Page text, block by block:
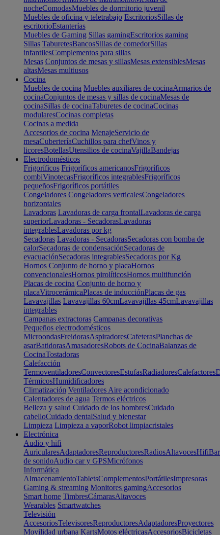
nocheComodasMuebles de dormitorio juvenil
Muebles de oficina y teletrabajo EscritoriosSillas de
escritorioEstanterías
Muebles de Gaming Sillas gamingEscritorios gaming
Sillas TaburetesBancosSillas de comedorSillas
infantilesComplementos para sillas
Mesas Conjuntos de mesas y sillasMesas extensiblesMesas
altasMesas multiusos
Cocina
Muebles de cocina Muebles auxiliares de cocinaArmarios de
cocinaConjuntos de mesas y sillas de cocinaMesas de
cocinaSillas de cocinaTaburetes de cocinaCocinas
modularesCocinas completas
Cocinas a medida
Accesorios de cocina MenajeServicio de
mesaCuberteríaCuchillos para chefVinos y
licoresBotellasUtensilios de cocinaVajillaBandejas
Electrodomésticos
Frigoríficos Frigoríficos americanosFrigoríficos
combiVinotecasFrigoríficos integrablesFrigoríficos
pequeñosFrigoríficos portátiles
Congeladores Congeladores verticalesCongeladores
horizontales
Lavadoras Lavadoras de carga frontalLavadoras de carga
superiorLavadoras - SecadorasLavadoras
integrablesLavadoras por kg
Secadoras Lavadoras - SecadorasSecadoras con bomba de
calorSecadoras de condensaciónSecadoras de
evacuaciónSecadoras integrablesSecadoras por Kg
Hornos Conjunto de horno y placaHornos
convencionalesHornos pirolíticosHornos multifunción
Placas de cocina Conjunto de horno y
placaVitrocerámicaPlacas de inducciónPlacas de gas
Lavavajillas Lavavajillas 60cmLavavajillas 45cmLavavajillas
integrables
Campanas extractoras Campanas decorativas
Pequeños electrodomésticos
MicroondasFreidorasAspiradoresCafeterasPlanchas de
asarBatidorasAmasadoresRobots de CocinaBalanzas de
CocinaTostadoras
Calefacción
TermoventiladoresConvectoresEstufasRadiadoresCalefactores
TérmicosHumidificadores
Climatización Ventiladores Aire acondicionado
Calentadores de agua Termos eléctricos
Belleza y salud Cuidado de los hombresCuidado
cabelloCuidado dentalSalud y bienestar
Limpieza Limpieza a vaporRobot limpiacristales
Electrónica
Audio y hifi
AuricularesAdaptadoresReproductoresRadiosAltavocesHifi
de sonidoAudio car y GPSMicrófonos
Informática
AlmacenamientoTabletsComplementosPortátilesImpresoras
Gaming & streaming Monitores gamingAccesorios
Smart home TimbresCámarasAltavoces
Wearables Smartwatches
Televisión
AccesoriosTelevisoresReproductoresAdaptadoresProyectores
Movilidad urbana KartsMotos eléctricasAccesoriosBicicletas